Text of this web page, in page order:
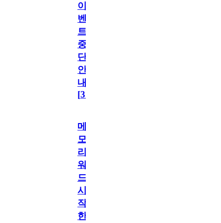
이
벤
트
중
단
안
내
[31
메
모
리
워
드
시
작
한